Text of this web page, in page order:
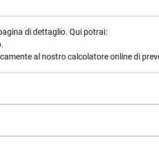
di dettaglio. Qui potrai:
al nostro calcolatore online di